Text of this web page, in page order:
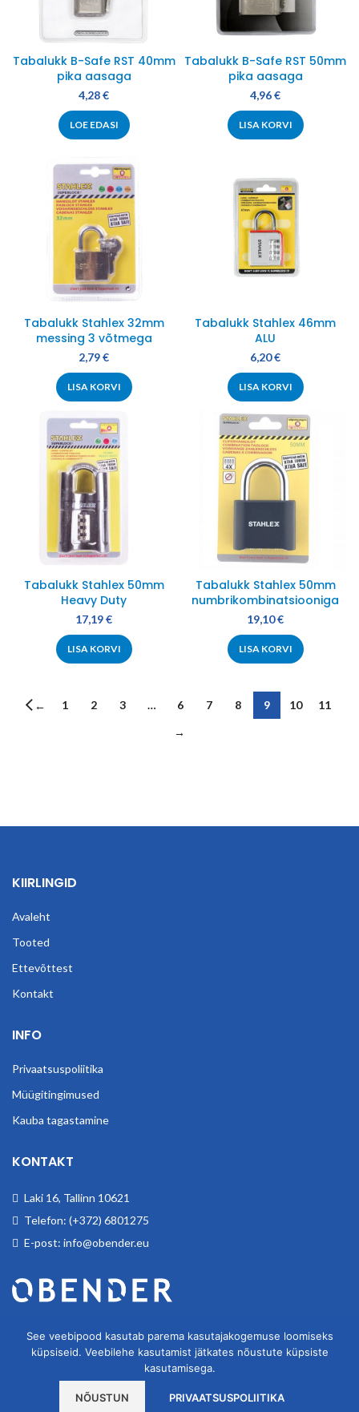
Tabalukk B-Safe RST 40mm
pika aasaga
4,28€
LOE EDASI
Tabalukk B-Safe RST 50mm
pika aasaga
4,96€
LISA KORVI
Tabalukk Stahlex 32mm
messing 3 võtmega
2,79€
LISA KORVI
Tabalukk Stahlex 46mm
ALU
6,20€
LISA KORVI
Tabalukk Stahlex 50mm
Heavy Duty
17,19€
LISA KORVI
Tabalukk Stahlex 50mm
numbrikombinatsiooniga
19,10€
LISA KORVI
← 1 2 3 … 6 7 8 9 10
11
→
KIIRLINGID
Avaleht
Tooted
Ettevõttest
Kontakt
INFO
Privaatsuspoliitika
Müügitingimused
Kauba tagastamine
KONTAKT
Laki 16, Tallinn 10621
Telefon: (+372) 6801275
E-post: info@obender.eu
OBENDER OÜ 2020
See veebipood kasutab parema kasutajakogemuse loomiseks
küpsiseid. Veebilehe kasutamist jätkates nõustute küpsiste
kasutamisega.
NÕUSTUN PRIVAATSUSPOLIITIKA